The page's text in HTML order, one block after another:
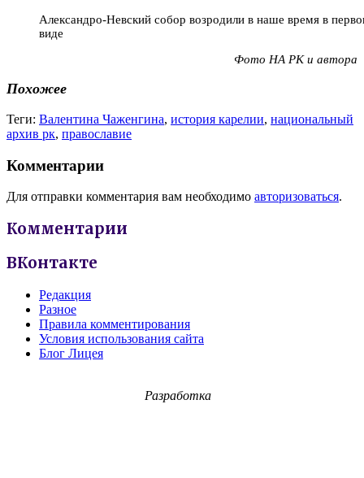
Александро-Невский собор возродили в наше время в
виде
Фото НА РК и автора
Похожее
Теги: Валентина Чаженгина, история карелии, национальный
архив рк, православие
Комментарии
Для отправки комментария вам необходимо авторизоваться.
Комментарии
ВКонтакте
Редакция
Разное
Правила комментирования
Условия использования сайта
Блог Лицея
Разработка